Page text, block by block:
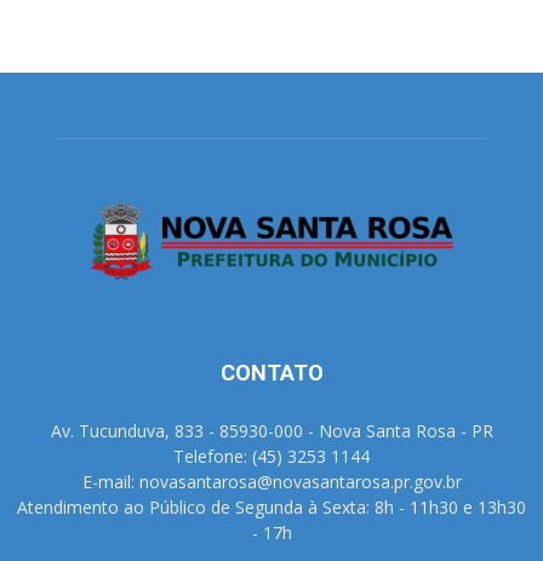
CONTATO
Av. Tucunduva, 833 - 85930-000 - Nova Santa Rosa - PR
Telefone: (45) 3253 1144
E-mail: novasantarosa@novasantarosa.pr.gov.br
Atendimento ao Público de Segunda à Sexta: 8h - 11h30 e 13h30
- 17h